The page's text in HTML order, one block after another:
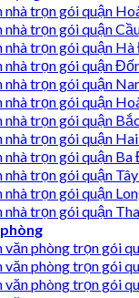
nhà trọn gói quận
nhà trọn gói quận
nhà trọn gói quận
nhà trọn gói quận
nhà trọn gói quận
nhà trọn gói quận
nhà trọn gói quận
nhà trọn gói quận
nhà trọn gói quận Ba
nhà trọn gói quận
nhà trọn gói quận
nhà trọn gói quận
văn phòng trọn gói
văn phòng trọn gói
văn phòng trọn gói